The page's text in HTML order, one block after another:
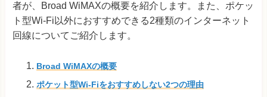
者が、Broad WiMAXの概要を紹介します。また、ポケッ
ト型Wi-Fi以外におすすめできる2種類のインターネット
回線についてご紹介します。
Broad WiMAXの概要
ポケット型Wi-Fiをおすすめしない2つの理由